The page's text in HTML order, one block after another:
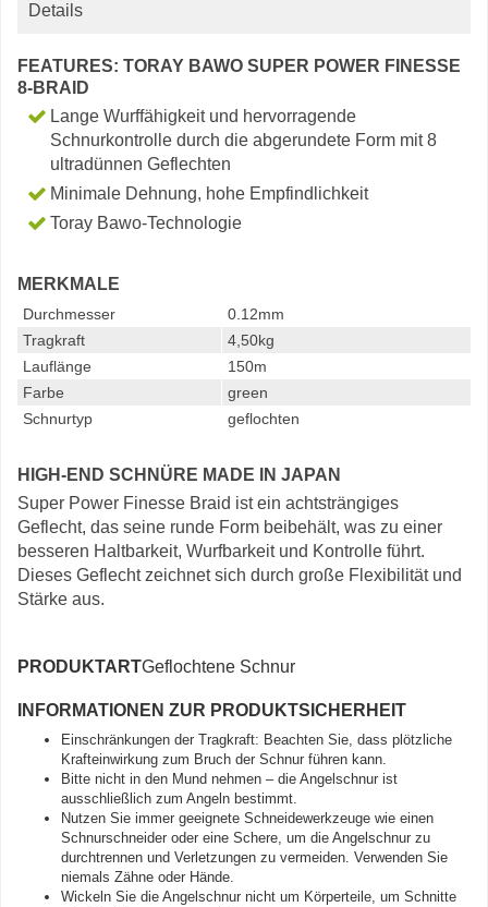
Details
FEATURES: TORAY BAWO SUPER POWER FINESSE
8-BRAID
Lange Wurffähigkeit und hervorragende
Schnurkontrolle durch die abgerundete Form mit 8
ultradünnen Geflechten
Minimale Dehnung, hohe Empfindlichkeit
Toray Bawo-Technologie
MERKMALE
Durchmesser
0.12mm
Tragkraft
4,50kg
Lauflänge
150m
Farbe
green
Schnurtyp
geflochten
HIGH-END SCHNÜRE MADE IN JAPAN
Super Power Finesse Braid ist ein achtsträngiges
Geflecht, das seine runde Form beibehält, was zu einer
besseren Haltbarkeit, Wurfbarkeit und Kontrolle führt.
Dieses Geflecht zeichnet sich durch große Flexibilität und
Stärke aus.
PRODUKTARTGeflochtene Schnur
INFORMATIONEN ZUR PRODUKTSICHERHEIT
Einschränkungen der Tragkraft: Beachten Sie, dass plötzliche
Krafteinwirkung zum Bruch der Schnur führen kann.
Bitte nicht in den Mund nehmen – die Angelschnur ist
ausschließlich zum Angeln bestimmt.
Nutzen Sie immer geeignete Schneidewerkzeuge wie einen
Schnurschneider oder eine Schere, um die Angelschnur zu
durchtrennen und Verletzungen zu vermeiden. Verwenden Sie
niemals Zähne oder Hände.
Wickeln Sie die Angelschnur nicht um Körperteile, um Schnitte